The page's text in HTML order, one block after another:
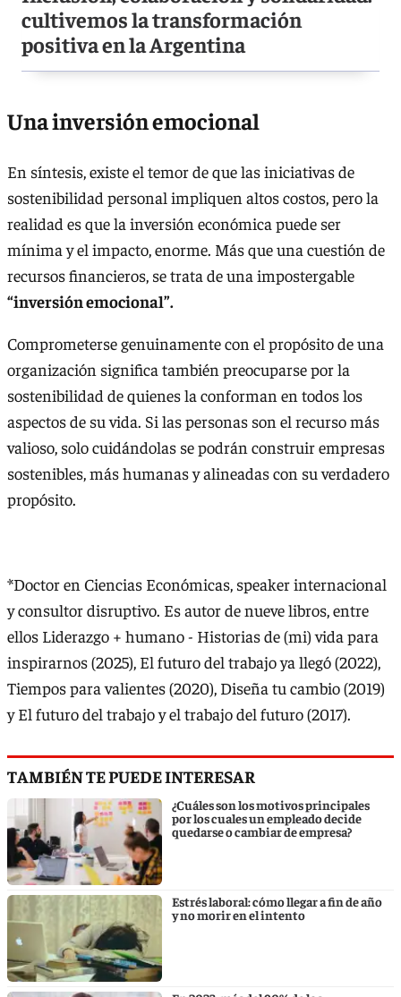
cultivemos la transformación
positiva en la Argentina
Una inversión emocional
En síntesis, existe el temor de que las iniciativas de
sostenibilidad personal impliquen altos costos, pero la
realidad es que la inversión económica puede ser
mínima y el impacto, enorme. Más que una cuestión de
recursos financieros, se trata de una impostergable
“inversión emocional”.
Comprometerse genuinamente con el propósito de una
organización significa también preocuparse por la
sostenibilidad de quienes la conforman en todos los
aspectos de su vida. Si las personas son el recurso más
valioso, solo cuidándolas se podrán construir empresas
sostenibles, más humanas y alineadas con su verdadero
propósito.
*Doctor en Ciencias Económicas, speaker internacional
y consultor disruptivo. Es autor de nueve libros, entre
ellos Liderazgo + humano - Historias de (mi) vida para
inspirarnos (2025), El futuro del trabajo ya llegó (2022),
Tiempos para valientes (2020), Diseña tu cambio (2019)
y El futuro del trabajo y el trabajo del futuro (2017).
TAMBIÉN TE PUEDE INTERESAR
¿Cuáles son los motivos principales
por los cuales un empleado decide
quedarse o cambiar de empresa?
Estrés laboral: cómo llegar a fin de año
y no morir en el intento